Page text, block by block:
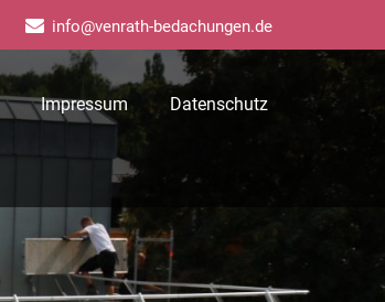
info@venrath-bedachungen.de
Impressum Datenschutz